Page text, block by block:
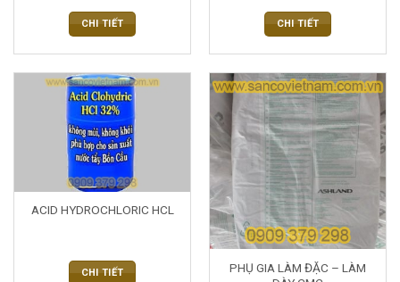
CHI TIẾT CHI TIẾT
ACID HYDROCHLORIC HCL
CHI TIẾT
PHỤ GIA LÀM ĐẶC – LÀM